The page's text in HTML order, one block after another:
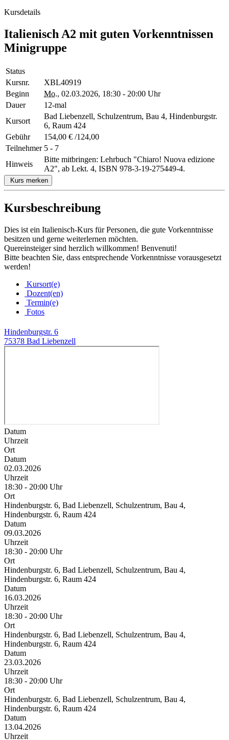
Kursdetails
Italienisch A2 mit guten Vorkenntnissen
Minigruppe
Status
Kursnr.
XBL40919
Beginn
Mo., 02.03.2026, 18:30 - 20:00 Uhr
Dauer
12-mal
Kursort
Bad Liebenzell, Schulzentrum, Bau 4, Hindenburgstr.
6, Raum 424
Gebühr
154,00 € /124,00
Teilnehmer 5 - 7
Hinweis
Bitte mitbringen: Lehrbuch "Chiaro! Nuova edizione
A2", ab Lekt. 4, ISBN 978-3-19-275449-4.
Kurs merken
Kursbeschreibung
Dies ist ein Italienisch-Kurs für Personen, die gute Vorkenntnisse
besitzen und gerne weiterlernen möchten.
Quereinsteiger sind herzlich willkommen! Benvenuti!
Bitte beachten Sie, dass entsprechende Vorkenntnisse vorausgesetzt
werden!
Kursort(e)
Dozent(en)
Termin(e)
Fotos
Hindenburgstr. 6
75378 Bad Liebenzell
Datum
Uhrzeit
Ort
Datum
02.03.2026
Uhrzeit
18:30 - 20:00 Uhr
Ort
Hindenburgstr. 6, Bad Liebenzell, Schulzentrum, Bau 4,
Hindenburgstr. 6, Raum 424
Datum
09.03.2026
Uhrzeit
18:30 - 20:00 Uhr
Ort
Hindenburgstr. 6, Bad Liebenzell, Schulzentrum, Bau 4,
Hindenburgstr. 6, Raum 424
Datum
16.03.2026
Uhrzeit
18:30 - 20:00 Uhr
Ort
Hindenburgstr. 6, Bad Liebenzell, Schulzentrum, Bau 4,
Hindenburgstr. 6, Raum 424
Datum
23.03.2026
Uhrzeit
18:30 - 20:00 Uhr
Ort
Hindenburgstr. 6, Bad Liebenzell, Schulzentrum, Bau 4,
Hindenburgstr. 6, Raum 424
Datum
13.04.2026
Uhrzeit